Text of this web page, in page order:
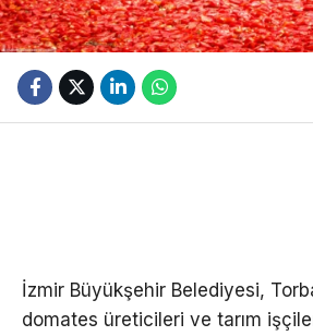
İzmir Büyükşehir Belediyesi,
domates üreticileri ve tarım